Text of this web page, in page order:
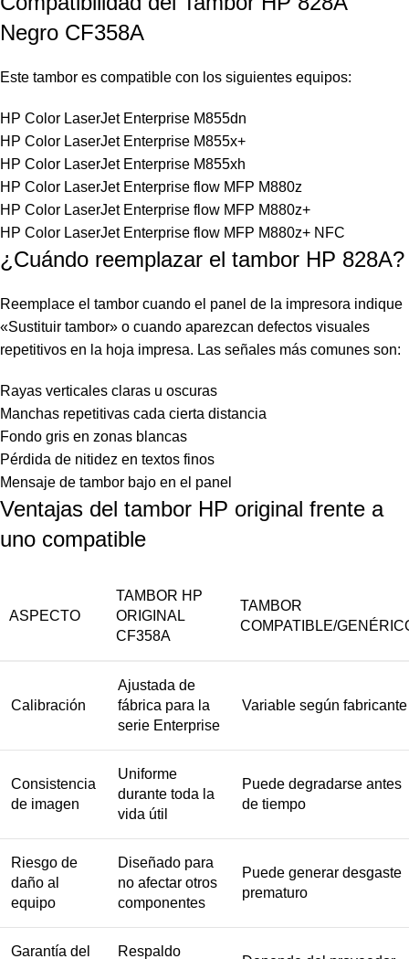
Negro CF358A
Este tambor es compatible con los siguientes equipos:
HP Color LaserJet Enterprise M855dn
HP Color LaserJet Enterprise M855x+
HP Color LaserJet Enterprise M855xh
HP Color LaserJet Enterprise flow MFP M880z
HP Color LaserJet Enterprise flow MFP M880z+
HP Color LaserJet Enterprise flow MFP M880z+ NFC
¿Cuándo reemplazar el tambor HP 828A?
Reemplace el tambor cuando el panel de la impresora indique
«Sustituir tambor» o cuando aparezcan defectos visuales
repetitivos en la hoja impresa. Las señales más comunes son:
Rayas verticales claras u oscuras
Manchas repetitivas cada cierta distancia
Fondo gris en zonas blancas
Pérdida de nitidez en textos finos
Mensaje de tambor bajo en el panel
Ventajas del tambor HP original frente a
uno compatible
ASPECTO
TAMBOR HP
ORIGINAL
CF358A
TAMBOR
COMPATIBLE/
Calibración
Ajustada de
fábrica para la
serie Enterprise
Variable según fabricante
Consistencia
de imagen
Uniforme
durante toda la
vida útil
Puede degradarse antes
de tiempo
Riesgo de
daño al
equipo
Diseñado para
no afectar otros
componentes
Puede generar desgaste
prematuro
Garantía del
Respaldo